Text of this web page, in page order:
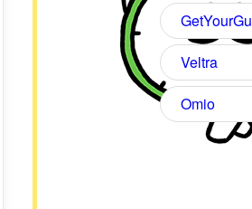
Veltra
Omio